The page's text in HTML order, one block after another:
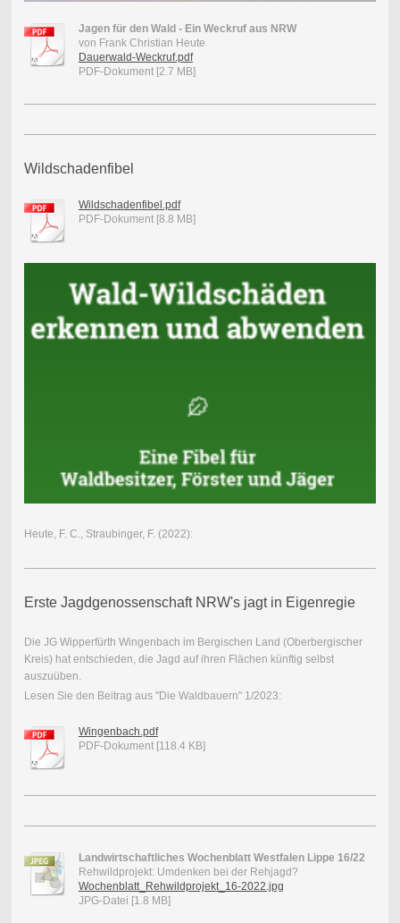
Jagen für den Wald - Ein Weckruf aus NRW
von Frank Christian Heute
Dauerwald-Weckruf.pdf
PDF-Dokument [2.7 MB]
Wildschadenfibel
Wildschadenfibel.pdf
PDF-Dokument [8.8 MB]
Heute, F. C., Straubinger, F. (2022):
Erste Jagdgenossenschaft NRW's jagt in Eigenregie
Die JG Wipperfürth Wingenbach im Bergischen Land (Oberbergischer
Kreis) hat entschieden, die Jagd auf ihren Flächen künftig selbst
auszuüben.
Lesen Sie den Beitrag aus "Die Waldbauern" 1/2023:
Wingenbach.pdf
PDF-Dokument [118.4 KB]
Landwirtschaftliches Wochenblatt Westfalen Lippe 16/22
Rehwildprojekt: Umdenken bei der Rehjagd?
Wochenblatt_Rehwildprojekt_16-2022.jpg
JPG-Datei [1.8 MB]